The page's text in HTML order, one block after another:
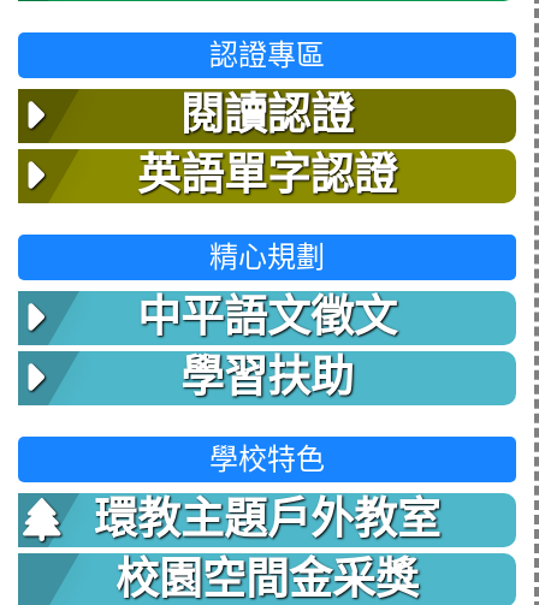
認證專區
閱讀認證
英語單字認證
精心規劃
中平語文徵文
學習扶助
學校特色
環教主題戶外教室
校園空間金采獎